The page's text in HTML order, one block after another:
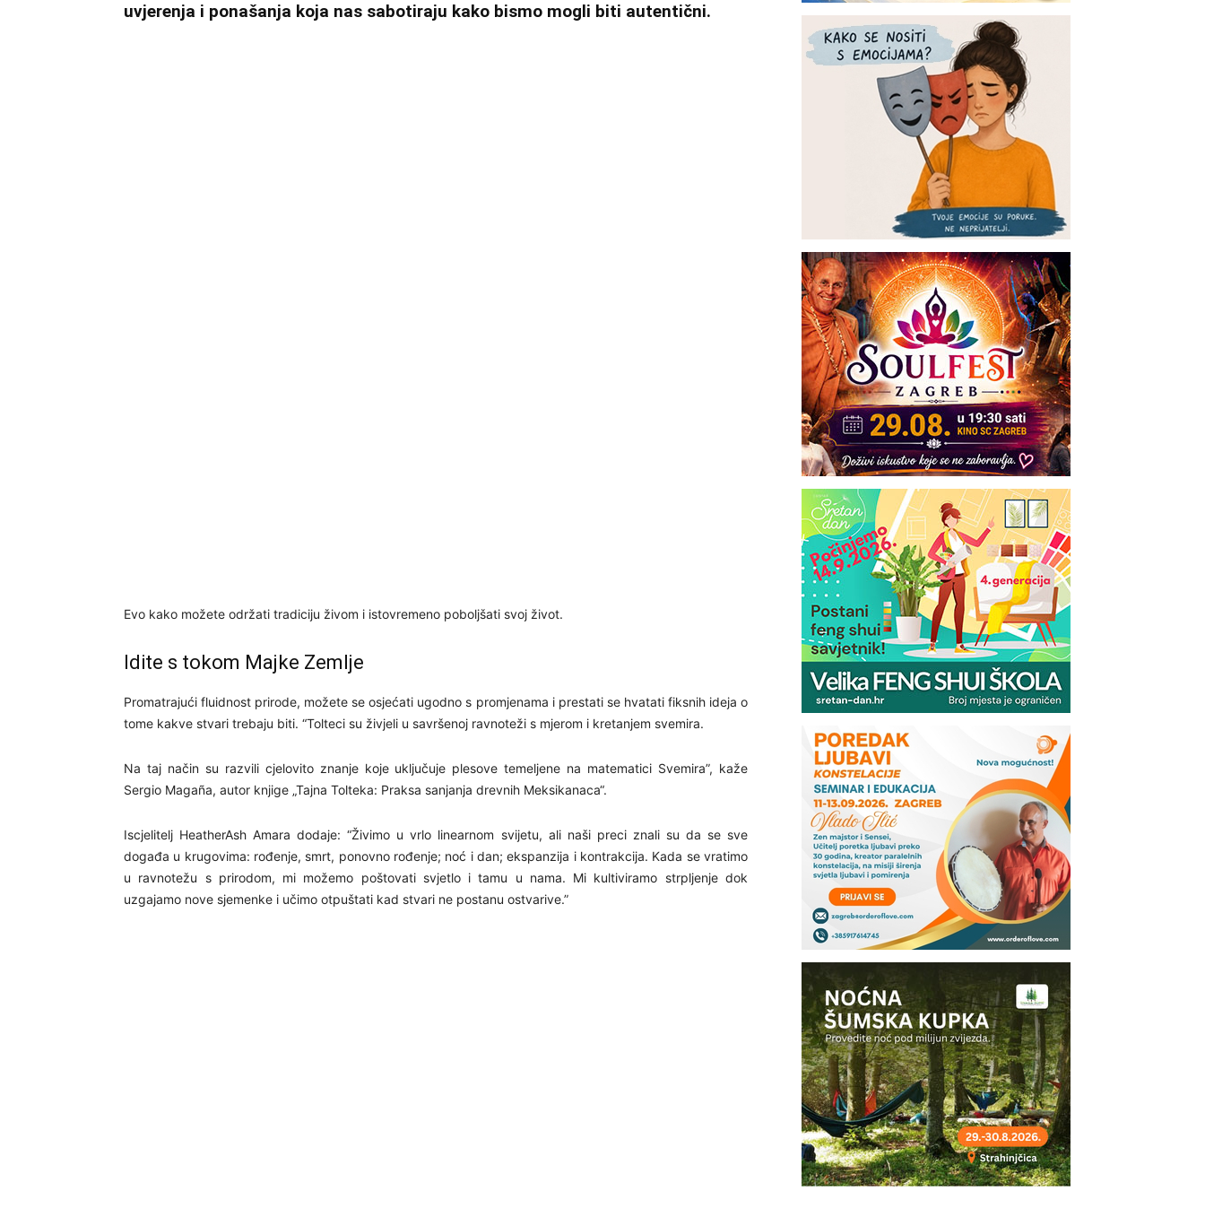
uvjerenja i ponašanja koja nas sabotiraju kako bismo mogli biti autentični.
Evo kako možete održati tradiciju živom i istovremeno poboljšati svoj život.
Idite s tokom Majke Zemlje
Promatrajući fluidnost prirode, možete se osjećati ugodno s promjenama i prestati se hvatati fiksnih ideja o
tome kakve stvari trebaju biti. “Tolteci su živjeli u savršenoj ravnoteži s mjerom i kretanjem svemira.
Na taj način su razvili cjelovito znanje koje uključuje plesove temeljene na matematici Svemira”, kaže
Sergio Magaña, autor knjige „Tajna Tolteka: Praksa sanjanja drevnih Meksikanaca“.
Iscjelitelj HeatherAsh Amara dodaje: “Živimo u vrlo linearnom svijetu, ali naši preci znali su da se sve
događa u krugovima: rođenje, smrt, ponovno rođenje; noć i dan; ekspanzija i kontrakcija. Kada se vratimo
u ravnotežu s prirodom, mi možemo poštovati svjetlo i tamu u nama. Mi kultiviramo strpljenje dok
uzgajamo nove sjemenke i učimo otpuštati kad stvari ne postanu ostvarive.”